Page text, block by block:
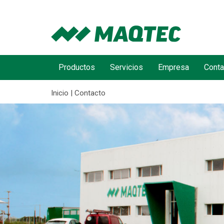
Productos Servicios Empresa
Inicio | Contacto